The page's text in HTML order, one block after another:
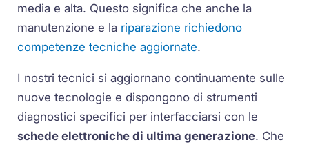
media e alta. Questo significa che anche la
manutenzione e la riparazione richiedono
competenze tecniche aggiornate.
I nostri tecnici si aggiornano continuamente sulle
nuove tecnologie e dispongono di strumenti
diagnostici specifici per interfacciarsi con le
schede elettroniche di ultima generazione. Che